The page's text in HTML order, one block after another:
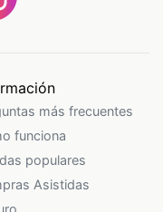
más frecuentes
funciona
populares
Asistidas